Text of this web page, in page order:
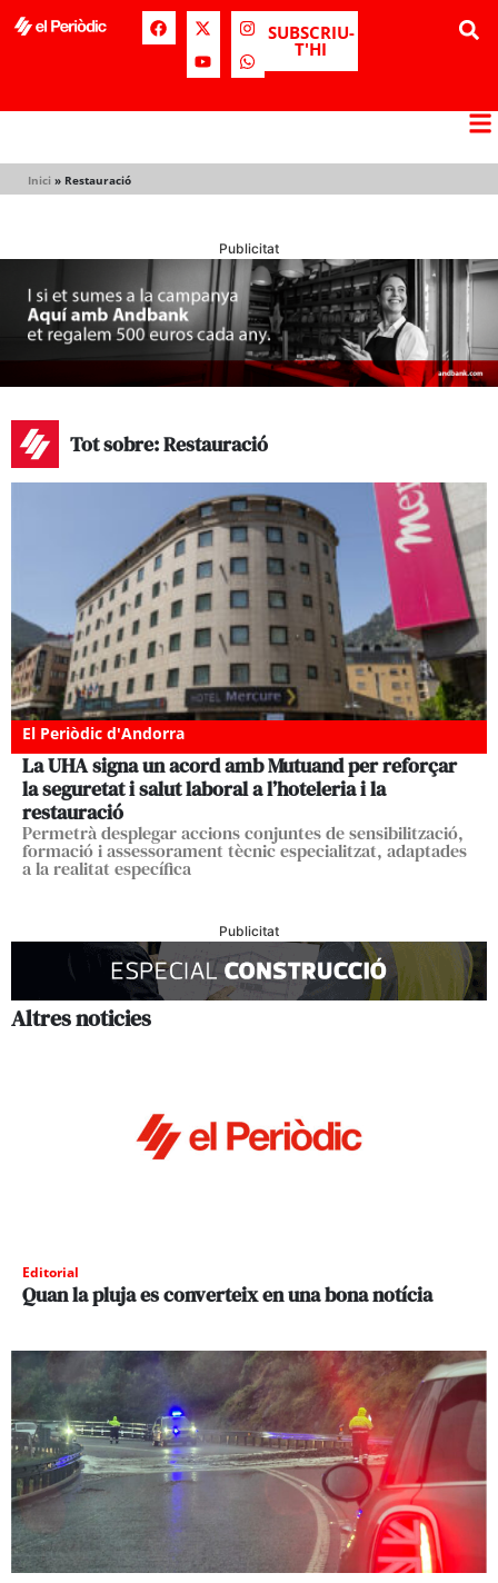
SUBSCRIU-
T'HI
Inici » Restauració
Publicitat
Tot sobre: Restauració
El Periòdic d'Andorra
La UHA signa un acord amb Mutuand per reforçar
la seguretat i salut laboral a l’hoteleria i la
restauració
Permetrà desplegar accions conjuntes de sensibilització,
formació i assessorament tècnic especialitzat, adaptades
a la realitat específica
Publicitat
Altres noticies
Editorial
Quan la pluja es converteix en una bona notícia